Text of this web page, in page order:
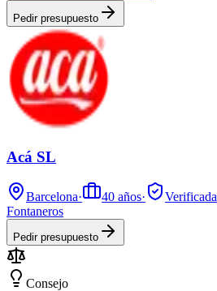
Pedir presupuesto
Acá SL
Barcelona· 40 años·
Verificada
Fontaneros
Pedir presupuesto
Consejo